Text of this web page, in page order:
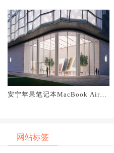
安宁苹果笔记本MacBook Air换
网站标签